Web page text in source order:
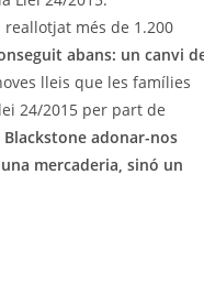
més de 1.200
abans: un canvi
lleis que les famílies
24/2015 per part de
Blackstone adonar-nos
mercaderia, sinó un